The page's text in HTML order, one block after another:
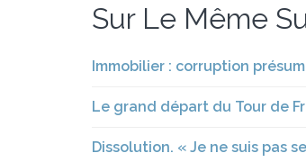
Sur Le Même
Immobilier : corruption
Le grand départ du Tour de
Dissolution. « Je ne suis pas